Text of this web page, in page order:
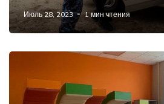
Июль 28, 2023 1 мин чтения